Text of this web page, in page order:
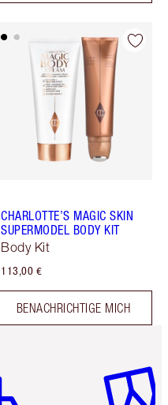
CHARLOTTE’S MAGIC SKIN
SUPERMODEL BODY KIT
Body Kit
113,00 €
BENACHRICHTIGE MICH